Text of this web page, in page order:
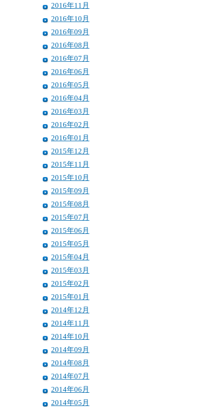
2016年11月
2016年10月
2016年09月
2016年08月
2016年07月
2016年06月
2016年05月
2016年04月
2016年03月
2016年02月
2016年01月
2015年12月
2015年11月
2015年10月
2015年09月
2015年08月
2015年07月
2015年06月
2015年05月
2015年04月
2015年03月
2015年02月
2015年01月
2014年12月
2014年11月
2014年10月
2014年09月
2014年08月
2014年07月
2014年06月
2014年05月